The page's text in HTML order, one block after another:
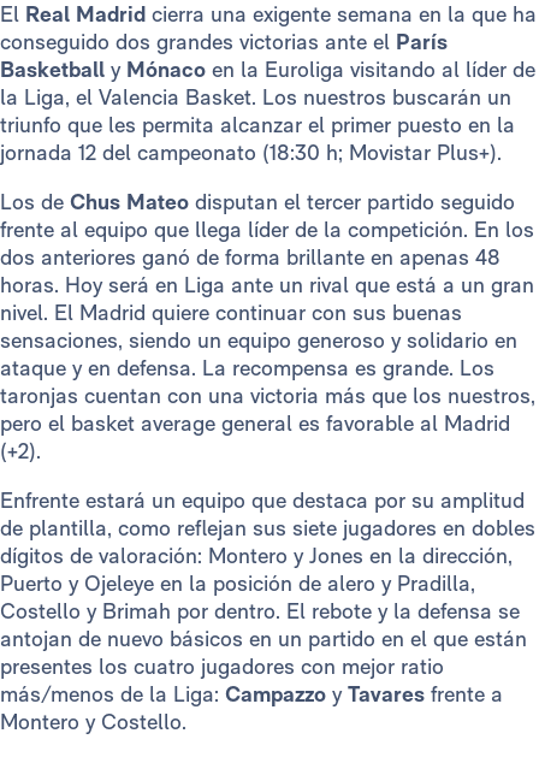
El Real Madrid cierra una exigente semana en la que ha
conseguido dos grandes victorias ante el París
Basketball y Mónaco en la Euroliga visitando al líder de
la Liga, el Valencia Basket. Los nuestros buscarán un
triunfo que les permita alcanzar el primer puesto en la
jornada 12 del campeonato (18:30 h; Movistar Plus+).
Los de Chus Mateo disputan el tercer partido seguido
frente al equipo que llega líder de la competición. En los
dos anteriores ganó de forma brillante en apenas 48
horas. Hoy será en Liga ante un rival que está a un gran
nivel. El Madrid quiere continuar con sus buenas
sensaciones, siendo un equipo generoso y solidario en
ataque y en defensa. La recompensa es grande. Los
taronjas cuentan con una victoria más que los nuestros,
pero el basket average general es favorable al Madrid
(+2).
Enfrente estará un equipo que destaca por su amplitud
de plantilla, como reflejan sus siete jugadores en dobles
dígitos de valoración: Montero y Jones en la dirección,
Puerto y Ojeleye en la posición de alero y Pradilla,
Costello y Brimah por dentro. El rebote y la defensa se
antojan de nuevo básicos en un partido en el que están
presentes los cuatro jugadores con mejor ratio
más/menos de la Liga: Campazzo yTavares frente a
Montero y Costello.